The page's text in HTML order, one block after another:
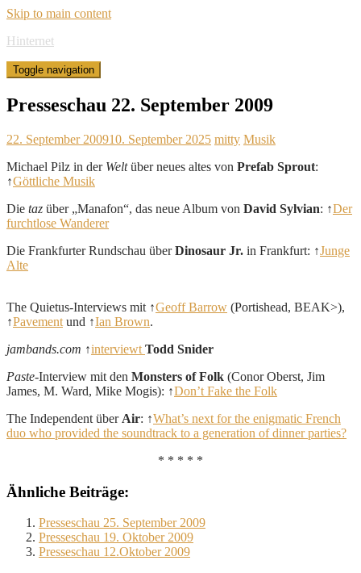
Skip to main content
Hinternet
Toggle navigation
Presseschau 22. September 2009
22. September 200910. September 2025 mitty Musik
Michael Pilz in der Weltüber neues altes von Prefab Sprout:
↑Göttliche Musik
Die taz über „Manafon“, das neue Album von David Sylvian: ↑Der
furchtlose Wanderer
Die Frankfurter Rundschau überDinosaur Jr. in Frankfurt: ↑Junge
Alte
The Quietus-Interviews mit ↑Geoff Barrow (Portishead, BEAK>),
↑Pavement und ↑Ian Brown.
jambands.com ↑interviewt Todd Snider
Paste-Interview mit den Monsters of Folk (Conor Oberst, Jim
James, M. Ward, Mike Mogis): ↑Don’t Fake the Folk
The Independent über Air: ↑What’s next for the enigmatic French
duo who provided the soundtrack to a generation of dinner parties?
* * * * *
Ähnliche Beiträge:
Presseschau 25. September 2009
Presseschau 19. Oktober 2009
Presseschau 12.Oktober 2009